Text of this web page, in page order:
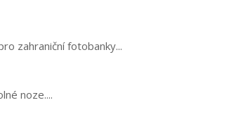
zahraniční fotobanky...
noze....